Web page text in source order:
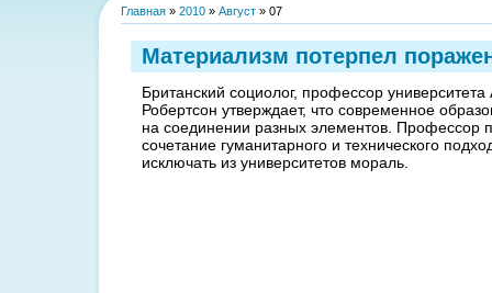
Главная » 2010 » Август » 07
Материализм потерпел
Британский социолог, профессор
Робертсон утверждает, что современное
на соединении разных элементов. Профессор
сочетание гуманитарного и технического
исключать из университетов мораль.